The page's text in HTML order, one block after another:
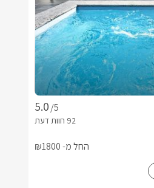
/5
החל מ- ₪1800